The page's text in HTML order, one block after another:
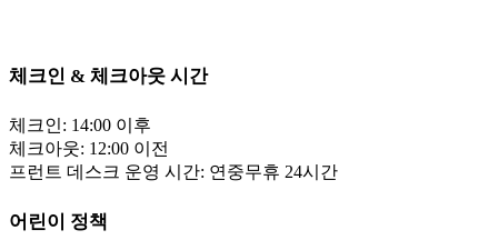
체크인 & 체크아웃 시간
체크인: 14:00 이후
체크아웃: 12:00 이전
프런트 데스크 운영 시간: 연중무휴 24시간
어린이 정책